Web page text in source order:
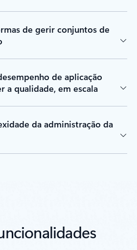
de gerir conjuntos de
de aplicação
a qualidade, em escala
da administração da